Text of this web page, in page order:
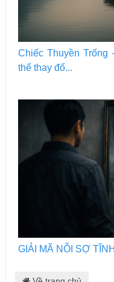
Chiếc Thuyền Trống
thể thay đổ...
GIẢI MÃ NỖI SỢ